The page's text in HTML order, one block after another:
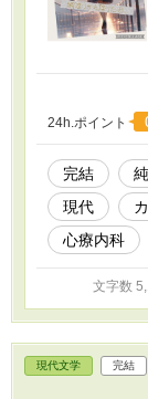
24h.ポイント
完結
現代
心療内科
文字数
現代文学 完結